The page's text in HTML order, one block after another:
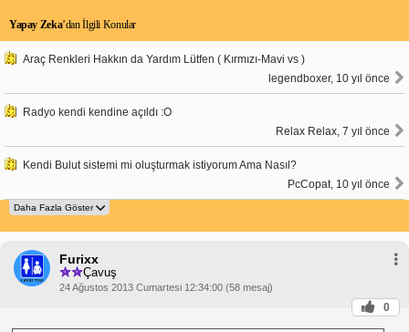
Yapay Zeka’dan İlgili Konular
Araç Renkleri Hakkın da Yardım Lütfen ( Kırmızı-Mavi vs )
legendboxer, 10 yıl önce
Radyo kendi kendine açıldı :O
Relax Relax, 7 yıl önce
Kendi Bulut sistemi mi oluşturmak istiyorum Ama Nasıl?
PcCopat, 10 yıl önce
Furixx
Çavuş
24 Ağustos 2013 Cumartesi 12:34:00 (58 mesaj)
0